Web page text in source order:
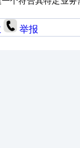
举报